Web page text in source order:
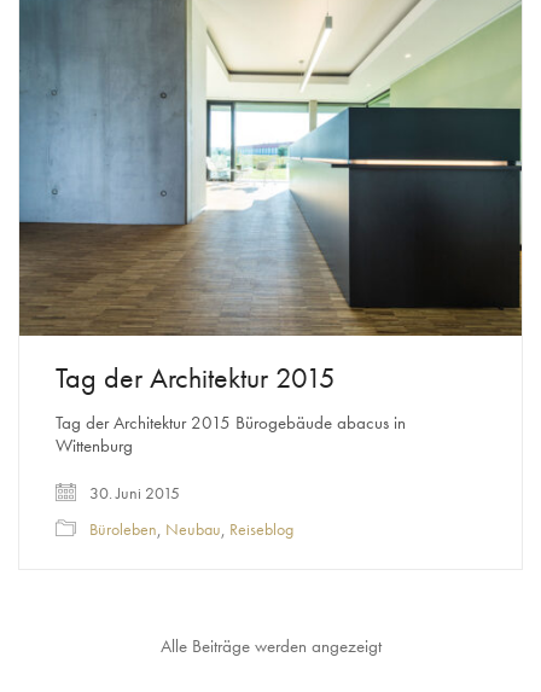
Tag der Architektur 2015
Tag der Architektur 2015 Bürogebäude abacus in
Wittenburg
30. Juni 2015
Büroleben, Neubau, Reiseblog
alle Blogeinträge